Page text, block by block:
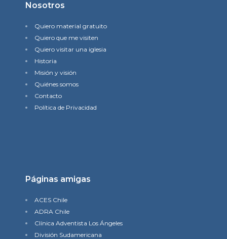
Nosotros
Quiero material gratuito
Quiero que me visiten
Quiero visitar una iglesia
Historia
Misión y visión
Quiénes somos
Contacto
Política de Privacidad
Páginas amigas
ACES Chile
ADRA Chile
Clínica Adventista Los Ángeles
División Sudamericana